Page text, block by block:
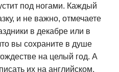
под ногами. Каждый
и не важно, отмечаете
в декабре или в
вы сохраните в душе
на целый год. А
их на английском,